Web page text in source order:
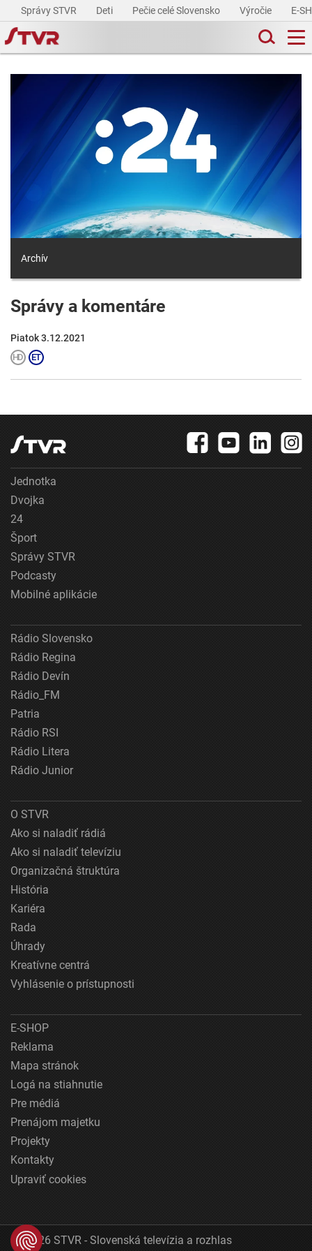
Správy STVR Deti Pečie celé Slovensko Výročie E-
Archív
Správy a komentáre
Piatok 3.12.2021
Jednotka
Dvojka
24
Šport
Správy STVR
Podcasty
Mobilné aplikácie
Rádio Slovensko
Rádio Regina
Rádio Devín
Rádio_FM
Patria
Rádio RSI
Rádio Litera
Rádio Junior
O STVR
Ako si naladiť rádiá
Ako si naladiť televíziu
Organizačná štruktúra
História
Kariéra
Rada
Úhrady
Kreatívne centrá
Vyhlásenie o prístupnosti
E-SHOP
Reklama
Mapa stránok
Logá na stiahnutie
Pre médiá
Prenájom majetku
Projekty
Kontakty
Upraviť cookies
© 2026 STVR - Slovenská televízia a rozhlas